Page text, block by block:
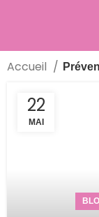
Accueil
22
MAI